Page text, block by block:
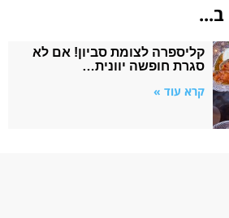
ב...
קליספרה לצומת סביון! אם לא
סגרת חופשה יוונית…
קרא עוד »